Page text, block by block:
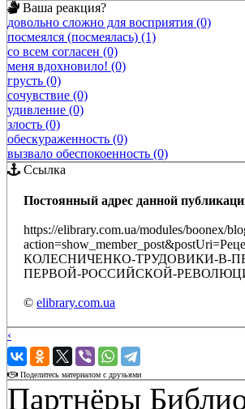
Ваша реакция?
довольно сложно для восприятия (0)
посмеялся (посмеялась) (1)
со всем согласен (0)
меня вдохновило! (0)
грусть (0)
сочувствие (0)
удивление (0)
злость (0)
обескураженность (0)
вызвало обеспокоенность (0)
Ссылка
Постоянный адрес данной
https://elibrary.com.ua/modules/boonex/
КОЛЕСНИЧЕНКО-ТРУДОВИКИ-В-
ПЕРВОЙ-РОССИЙСКОЙ-
© elibrary.com.ua
‹
›
Поделитесь материалом с друзьями
Партнёры